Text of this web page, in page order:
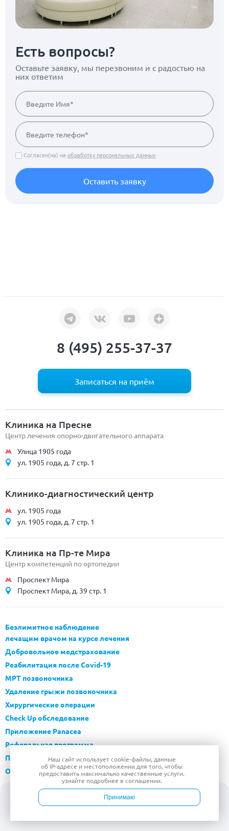
Есть вопросы?
Оставьте заявку, мы перезвоним и с радостью на
них ответим
Согласен(на) на обработку персональных данных
Оставить заявку
8 (495) 255-37-37
Записаться на приём
Клиника на Пресне
Центр лечения опорно-двигательного аппарата
Улица 1905 года
ул. 1905 года, д. 7 стр. 1
Клинико-диагностический центр
ул. 1905 года
ул. 1905 года, д. 7 стр. 1
Клиника на Пр-те Мира
Центр компетенций по ортопедии
Проспект Мира
Проспект Мира, д. 39 стр. 1
Безлимитное наблюдение
лечащим врачом на курсе лечения
Добровольное медстрахование
Реабилитация после Covid-19
МРТ позвоночника
Удаление грыжи позвоночника
Хирургические операции
Check Up обследование
Приложение Panacea
Реферальная программа
Программа «Подписка ОТКРЫТАЯ КЛИНИКА»
Онлайн-консультации
Симптомы
Контакты контролирующих органов
Наш сайт используетcookie-файлы, данные
об IP-адресе и местоположении для того, чтобы
предоставить максимально качественные услуги.
узнайте подробнее в соглашении.
Принимаю